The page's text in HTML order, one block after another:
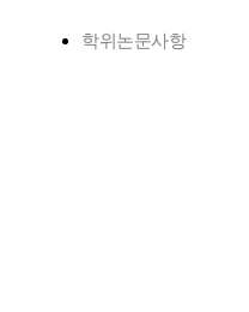
학위논문사항